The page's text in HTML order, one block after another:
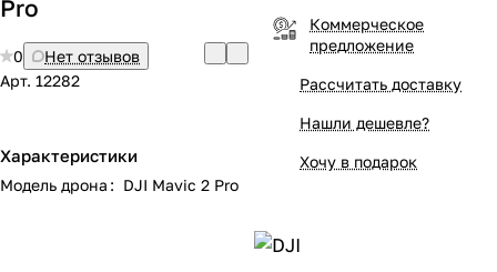
Pro
0
Нет отзывов
Арт. 12282
Характеристики
Модель дрона : DJI Mavic 2 Pro
Коммерческое
предложение
Рассчитать доставку
Нашли дешевле?
Хочу в подарок